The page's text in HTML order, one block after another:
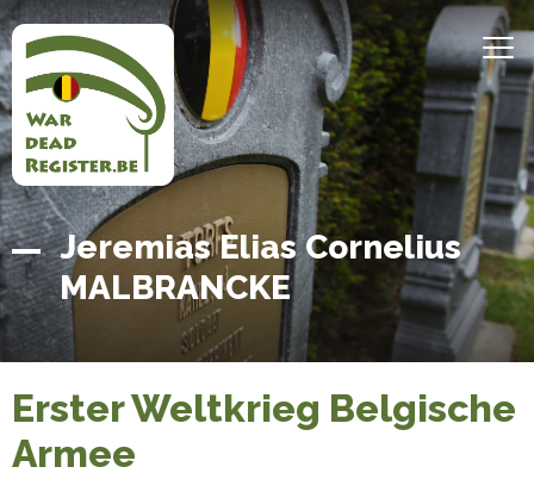
Direkt
zum
Inhalt
Startseite
Belgian
War
Dead
Register
Jeremias Elias Cornelius
MALBRANCKE
Erster Weltkrieg Belgische
Armee